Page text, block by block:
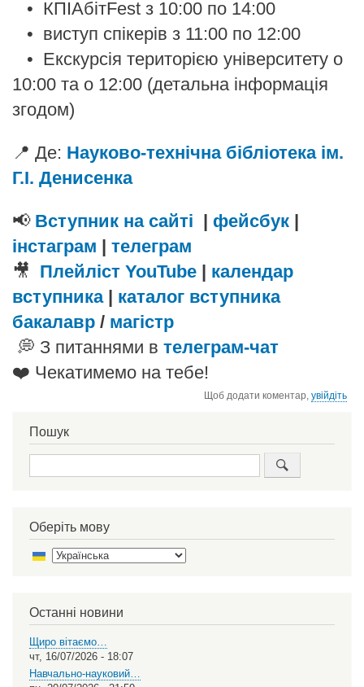
• КПІАбітFest з 10:00 по 14:00
• виступ спікерів з 11:00 по 12:00
• Екскурсія територією університету о
10:00 та о 12:00 (детальна інформація
згодом)
📍 Де: Науково-технічна бiблiотека ім.
Г.І. Денисенка
📢 Вступник на сайті фейсбук
інстаграм
телеграм
🎥 Плейліст YouTube
календар
вступника| каталог вступника
бакалавр / магістр
💭 З питаннями в телеграм-чат
❤️ Чекатимемо на тебе!
Щоб додати коментар,увійдіть
Пошук
Оберіть мову
Останні новини
Щиро вітаємо…
чт, 16/07/2026 - 18:07
Навчально-науковий…